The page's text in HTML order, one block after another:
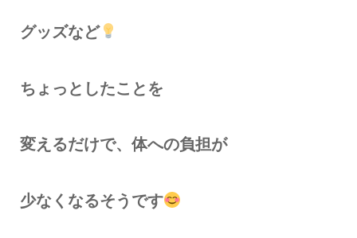
グッズなど
ちょっとしたことを
変えるだけで、体への負担が
少なくなるそうです